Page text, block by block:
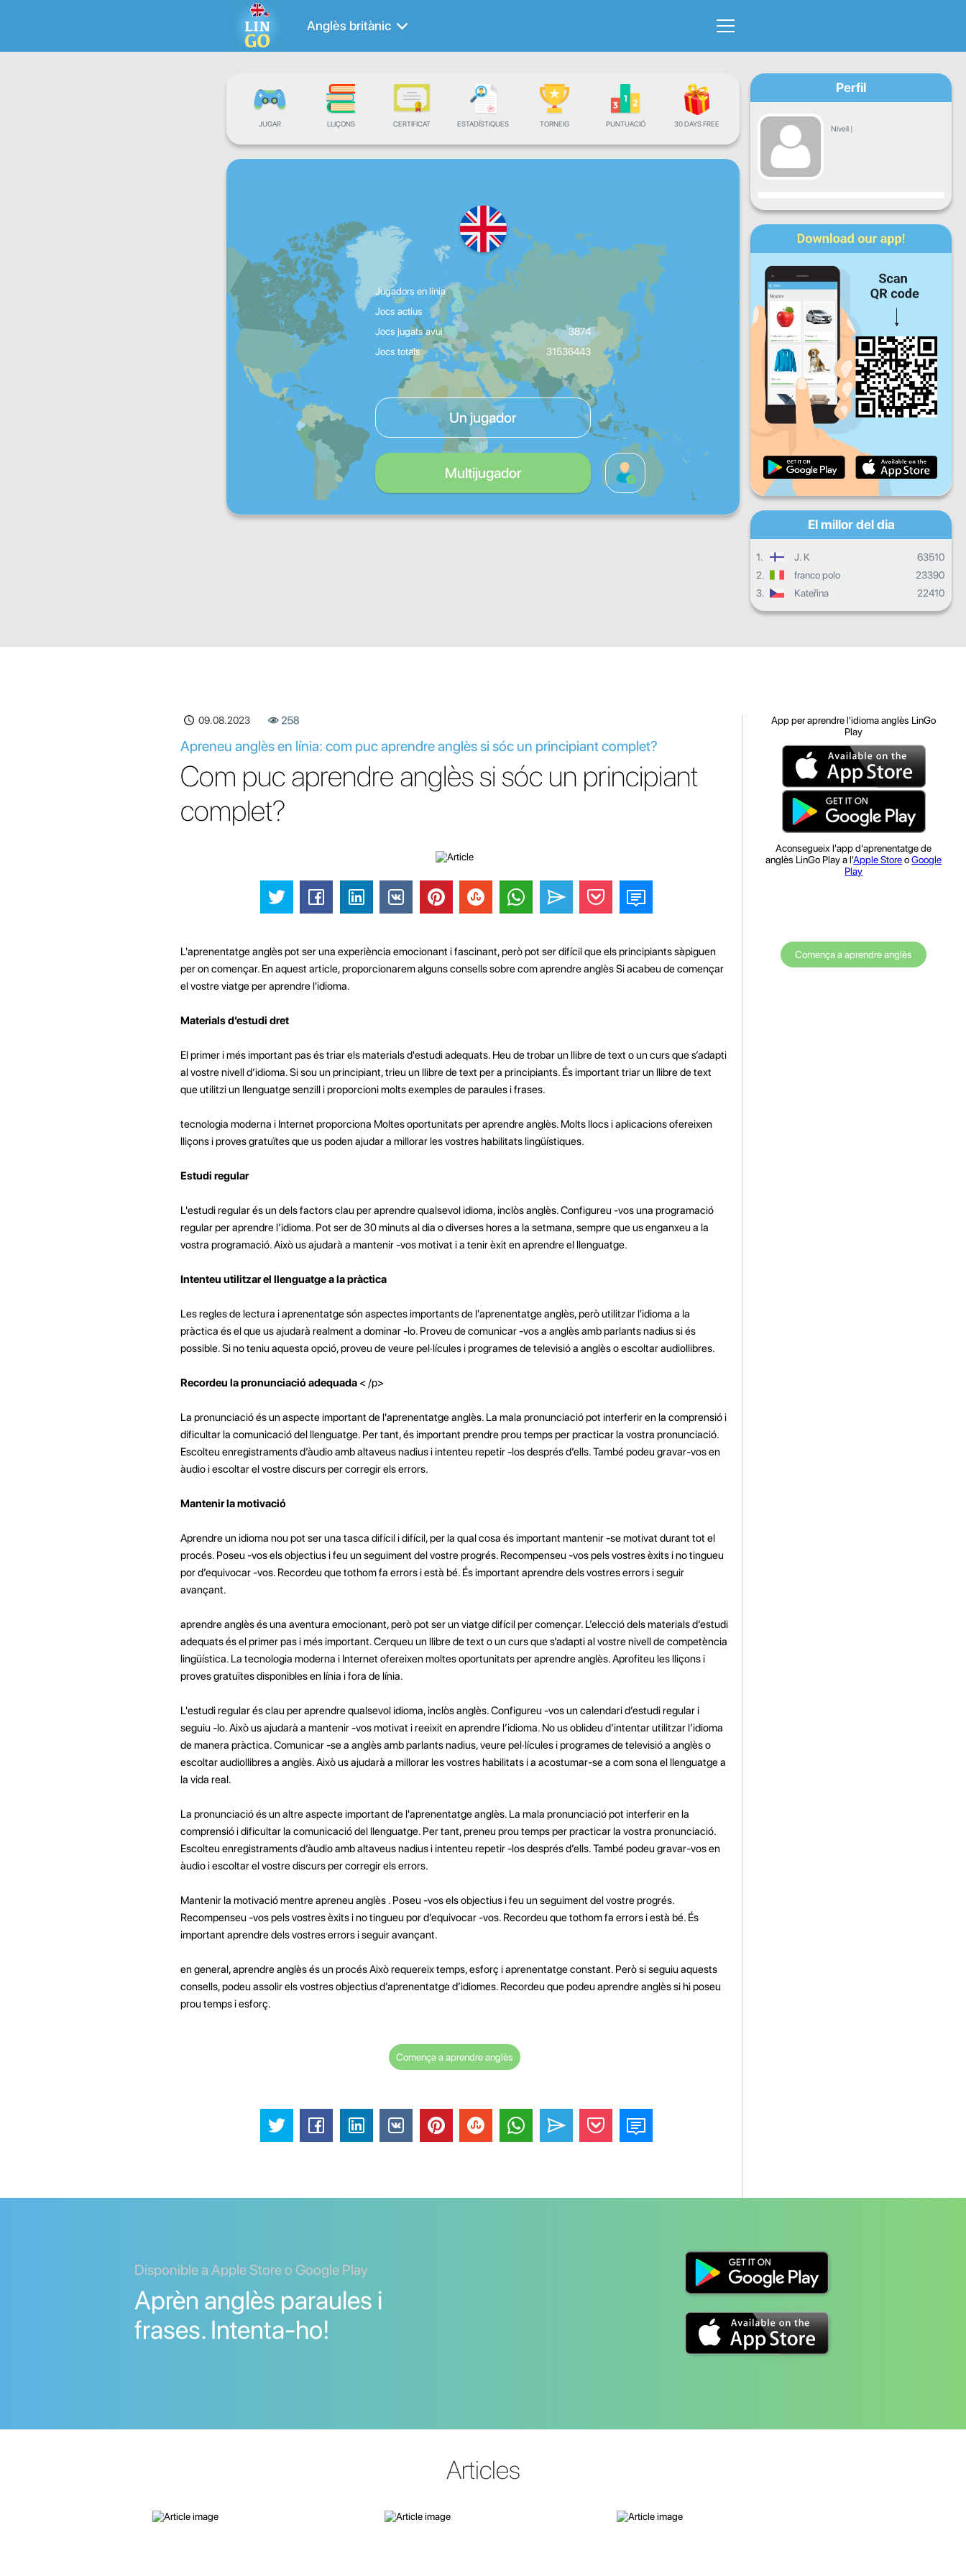
Anglès britànic
JUGAR LLIÇONS CERTIFICAT ESTADÍSTIQUES TORNEIG PUNTUACIÓ 30 DAYS FREE
Jugadors en línia
Jocs actius
Jocs jugats avui
3874
Jocs totals
31536443
Un jugador
Multijugador
Perfil
Nivell |
Progrés
Dc Dj
Ds Dg
Progrés diari
Progrés mensual
Progrés general
El millor del dia
1. J. K
63510
2.
franco polo
23390
3.
Kateřina 22410
09.08.2023 258
Apreneu anglès en línia: com puc aprendre anglès si sóc un principiant complet?
Com puc aprendre anglès si sóc un principiant
complet?
L'aprenentatge anglès pot ser una experiència emocionant i fascinant, però pot ser difícil que els principiants sàpiguen
per on començar. En aquest article, proporcionarem alguns consells sobre com aprendre anglès Si acabeu de començar
el vostre viatge per aprendre l'idioma.
Materials d’estudi dret
El primer i més important pas és triar els materials d'estudi adequats. Heu de trobar un llibre de text o un curs que s’adapti
al vostre nivell d’idioma. Si sou un principiant, trieu un llibre de text per a principiants. És important triar un llibre de text
que utilitzi un llenguatge senzill i proporcioni molts exemples de paraules i frases.
tecnologia moderna i Internet proporciona Moltes oportunitats per aprendre anglès. Molts llocs i aplicacions ofereixen
lliçons i proves gratuïtes que us poden ajudar a millorar les vostres habilitats lingüístiques.
Estudi regular
L'estudi regular és un dels factors clau per aprendre qualsevol idioma, inclòs anglès. Configureu -vos una programació
regular per aprendre l’idioma. Pot ser de 30 minuts al dia o diverses hores a la setmana, sempre que us enganxeu a la
vostra programació. Això us ajudarà a mantenir -vos motivat i a tenir èxit en aprendre el llenguatge.
Intenteu utilitzar el llenguatge a la pràctica
Les regles de lectura i aprenentatge són aspectes importants de l'aprenentatge anglès, però utilitzar l'idioma a la
pràctica és el que us ajudarà realment a dominar -lo. Proveu de comunicar -vos a anglès amb parlants nadius si és
possible. Si no teniu aquesta opció, proveu de veure pel·lícules i programes de televisió a anglès o escoltar audiollibres.
Recordeu la pronunciació adequada < /p>
La pronunciació és un aspecte important de l'aprenentatge anglès. La mala pronunciació pot interferir en la comprensió i
dificultar la comunicació del llenguatge. Per tant, és important prendre prou temps per practicar la vostra pronunciació.
Escolteu enregistraments d’àudio amb altaveus nadius i intenteu repetir -los després d’ells. També podeu gravar-vos en
àudio i escoltar el vostre discurs per corregir els errors.
Mantenir la motivació
Aprendre un idioma nou pot ser una tasca difícil i difícil, per la qual cosa és important mantenir -se motivat durant tot el
procés. Poseu -vos els objectius i feu un seguiment del vostre progrés. Recompenseu -vos pels vostres èxits i no tingueu
por d’equivocar -vos. Recordeu que tothom fa errors i està bé. És important aprendre dels vostres errors i seguir
avançant.
aprendre anglès és una aventura emocionant, però pot ser un viatge difícil per començar. L’elecció dels materials d’estudi
adequats és el primer pas i més important. Cerqueu un llibre de text o un curs que s’adapti al vostre nivell de competència
lingüística. La tecnologia moderna i Internet ofereixen moltes oportunitats per aprendre anglès. Aprofiteu les lliçons i
proves gratuïtes disponibles en línia i fora de línia.
L'estudi regular és clau per aprendre qualsevol idioma, inclòs anglès. Configureu -vos un calendari d’estudi regular i
seguiu -lo. Això us ajudarà a mantenir -vos motivat i reeixit en aprendre l’idioma. No us oblideu d’intentar utilitzar l’idioma
de manera pràctica. Comunicar -se a anglès amb parlants nadius, veure pel·lícules i programes de televisió a anglès o
escoltar audiollibres a anglès. Això us ajudarà a millorar les vostres habilitats i a acostumar-se a com sona el llenguatge a
la vida real.
La pronunciació és un altre aspecte important de l'aprenentatge anglès. La mala pronunciació pot interferir en la
comprensió i dificultar la comunicació del llenguatge. Per tant, preneu prou temps per practicar la vostra pronunciació.
Escolteu enregistraments d’àudio amb altaveus nadius i intenteu repetir -los després d’ells. També podeu gravar-vos en
àudio i escoltar el vostre discurs per corregir els errors.
Mantenir la motivació mentre apreneu anglès . Poseu -vos els objectius i feu un seguiment del vostre progrés.
Recompenseu -vos pels vostres èxits i no tingueu por d’equivocar -vos. Recordeu que tothom fa errors i està bé. És
important aprendre dels vostres errors i seguir avançant.
en general, aprendre anglès és un procés Això requereix temps, esforç i aprenentatge constant. Però si seguiu aquests
consells, podeu assolir els vostres objectius d’aprenentatge d’idiomes. Recordeu que podeu aprendre anglès si hi poseu
prou temps i esforç.
Comença a aprendre anglès
App per aprendre l'idioma anglès LinGo
Play
Aconsegueix l'app d'aprenentatge de
anglès LinGo Play a l'Apple StoreoGoogle
Play
Comença a aprendre anglès
Disponible a Apple Store o Google Play
Aprèn anglès paraules i
frases. Intenta-ho!
Articles